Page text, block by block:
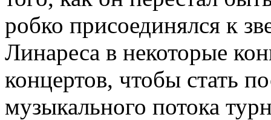
робко присоединялся к
Линареса в некоторые
концертов, чтобы стать
музыкального потока